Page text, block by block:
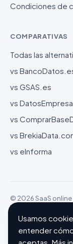
Condiciones de
COMPARATIVAS
Todas las
vs
vs GSAS.es
vs
vs
vs
vs eInforma
© 2026 SaaS online
15551 Tallinn (Estonia)
Usamos
entender